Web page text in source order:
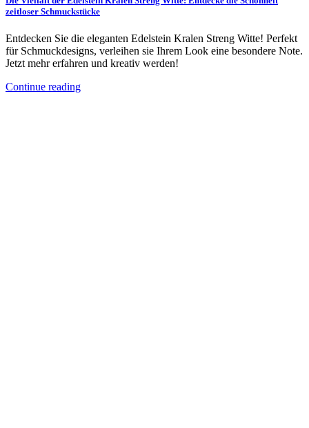
zeitloser Schmuckstücke
Entdecken Sie die eleganten Edelstein Kralen Streng Witte! Perfekt
für Schmuckdesigns, verleihen sie Ihrem Look eine besondere Note.
Jetzt mehr erfahren und kreativ werden!
Continue reading